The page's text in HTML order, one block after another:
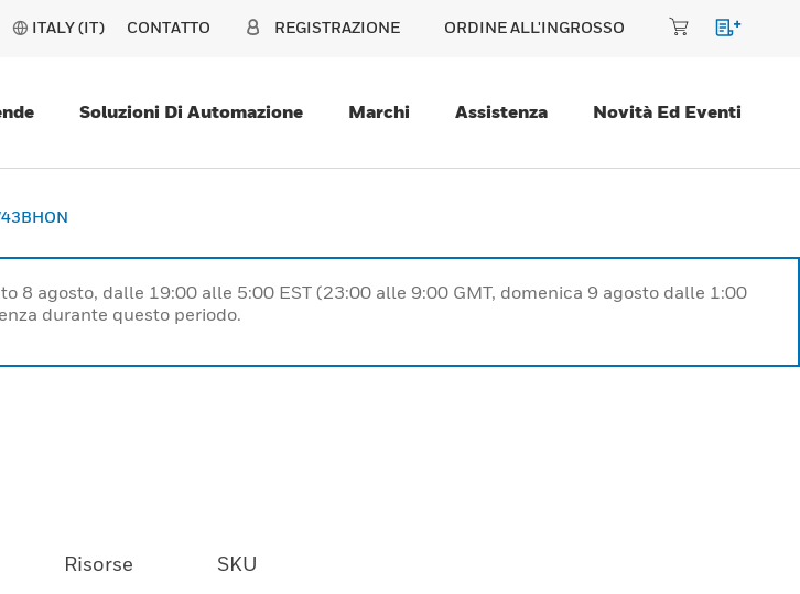
ITALY (IT) CONTATTO REGISTRAZIONE ORDINE ALL'INGROSSO
Soluzioni Di Automazione Marchi Assistenza Novità Ed Eventi
8 agosto, dalle 19:00 alle 5:00 EST (23:00 alle 9:00 GMT, domenica 9 agosto dalle 1:00
durante questo periodo.
Risorse SKU